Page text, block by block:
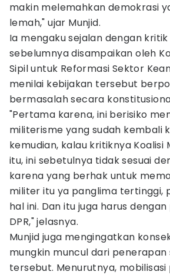
makin melemahkan demokrasi
lemah," ujar Munjid.
Ia mengaku sejalan dengan
sebelumnya disampaikan oleh
Sipil untuk Reformasi Sektor
menilai kebijakan tersebut
bermasalah secara
"Pertama karena, ini berisiko
militerisme yang sudah kembali
kemudian, kalau kritiknya Koalisi
itu, ini sebetulnya tidak sesuai
karena yang berhak untuk
militer itu ya panglima tertinggi,
hal ini. Dan itu juga harus
DPR," jelasnya.
Munjid juga mengingatkan
mungkin muncul dari penerapan
tersebut. Menurutnya,